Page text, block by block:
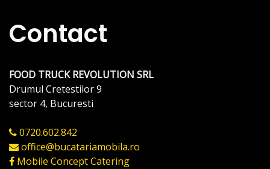
Contact
FOOD TRUCK REVOLUTION SRL
Drumul Cretestilor 9
sector 4, Bucuresti
0720.602.842
office@bucatariamobila.ro
Mobile Concept Catering